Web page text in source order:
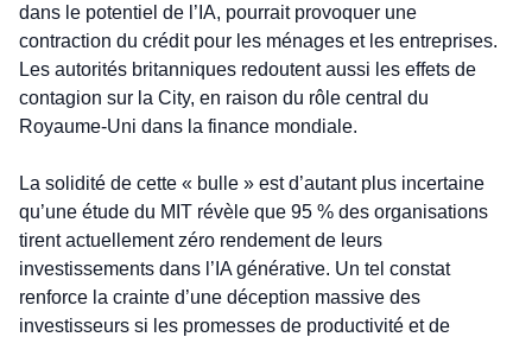
dans le potentiel de l’IA, pourrait provoquer une
contraction du crédit pour les ménages et les entreprises.
Les autorités britanniques redoutent aussi les effets de
contagion sur la City, en raison du rôle central du
Royaume-Uni dans la finance mondiale.
La solidité de cette « bulle » est d’autant plus incertaine
qu’une étude du MIT révèle que 95 % des organisations
tirent actuellement zéro rendement de leurs
investissements dans l’IA générative. Un tel constat
renforce la crainte d’une déception massive des
investisseurs si les promesses de productivité et de